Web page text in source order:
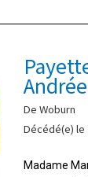
Andrée
De Woburn
Décédé(e) le
Madame